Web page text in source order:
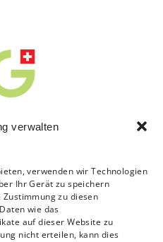
verwalten
verwenden wir Technologien
Ihr Gerät zu speichern
zu diesen
wie das
auf dieser Website zu
nicht erteilen, kann dies
Tore,